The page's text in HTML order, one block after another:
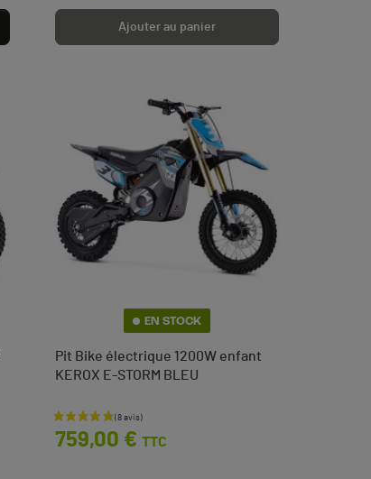
Ajouter au panier
EN STOCK
Pit Bike électrique 1200W enfant
KEROX E-STORM BLEU
Prix
759,00 € TTC